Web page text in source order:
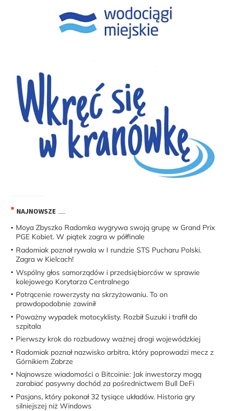
NAJNOWSZE
Moya Zbyszko Radomka wygrywa swoją grupę w Grand Prix
PGE Kobiet. W piątek zagra w półfinale
Radomiak poznał rywala w I rundzie STS Pucharu Polski.
Zagra w Kielcach!
Wspólny głos samorządów i przedsiębiorców w sprawie
kolejowego Korytarza Centralnego
Potrącenie rowerzysty na skrzyżowaniu. To on
prawdopodobnie zawinił
Poważny wypadek motocyklisty. Rozbił Suzuki i trafił do
szpitala
Pierwszy krok do rozbudowy ważnej drogi wojewódzkiej
Radomiak poznał nazwisko arbitra, który poprowadzi mecz z
Górnikiem Zabrze
Najnowsze wiadomości o Bitcoinie: Jak inwestorzy mogą
zarabiać pasywny dochód za pośrednictwem Bull DeFi
Pasjans, który pokonał 32 tysiące układów. Historia gry
silniejszej niż Windows